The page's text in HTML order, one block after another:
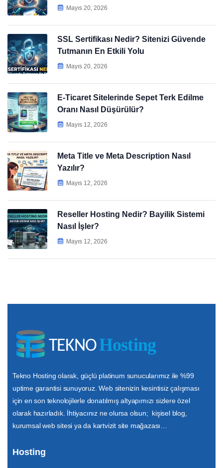
Mayıs 20, 2026
SSL Sertifikası Nedir? Sitenizi Güvende
Tutmanın En Etkili Yolu
Mayıs 20, 2026
E-Ticaret Sitelerinde Sepet Terk Edilme
Oranı Nasıl Düşürülür?
Mayıs 12, 2026
Meta Title ve Meta Description Nasıl
Yazılır?
Mayıs 12, 2026
Reseller Hosting Nedir? Bayilik Sistemi
Nasıl İşler?
Mayıs 12, 2026
Tekno Hosting olarak, güçlü platinum sunucularımız ile %99
uptime garantisi sunuyoruz. Web sitenizin kesintisiz çalışması
için en son teknolojilerle donatılmış altyapımızı sizlere özel
olarak hazırladık. İhtiyacınız ne olursa olsun; kişisel blog,
kurumsal web sitesi ya da kartvizit site mağazası…
Hosting